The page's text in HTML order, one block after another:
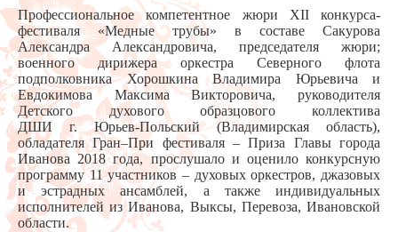
Профессиональное компетентное жюри ХII конкурса-
фестиваля «Медные трубы» в составе Сакурова
Александра Александровича, председателя жюри;
военного дирижера оркестра Северного флота
подполковника Хорошкина Владимира Юрьевича и
Евдокимова Максима Викторовича, руководителя
Детского духового образцового коллектива
ДШИ г. Юрьев-Польский (Владимирская область),
обладателя Гран–При фестиваля – Приза Главы города
Иванова 2018 года, прослушало и оценило конкурсную
программу 11 участников – духовых оркестров, джазовых
и эстрадных ансамблей, а также индивидуальных
исполнителей из Иванова, Выксы, Перевоза, Ивановской
области.